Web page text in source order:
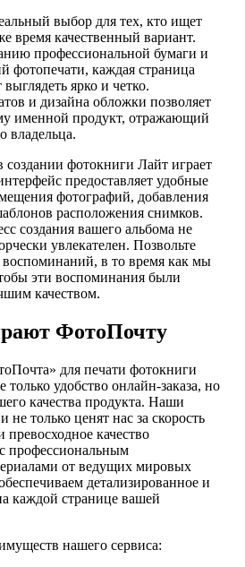
выбор для тех, кто ищет
время качественный вариант.
профессиональной бумаги и
фотопечати, каждая страница
ярко и четко.
и дизайна обложки позволяет
именной продукт, отражающий
владельца.
фотокниги Лайт играет
предоставляет удобные
фотографий, добавления
расположения снимков.
создания вашего альбома не
увлекателен. Позвольте
воспоминаний, в то время как мы
эти воспоминания были
качеством.
ФотоПочту
для печати фотокниги
только удобство онлайн-заказа, но
качества продукта. Наши
не только ценят нас за скорость
превосходное качество
профессиональным
от ведущих мировых
детализированное и
каждой странице вашей
нашего сервиса: